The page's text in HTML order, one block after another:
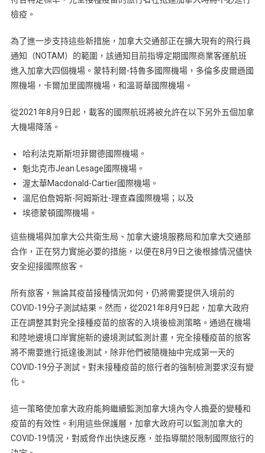
檢疫。
為了進一步支持這些新措施，加拿大交通部正在擴大現有的飛行員
通知（NOTAM）的範圍，該通知目前指導定期國際商業客運航班
進入加拿大四個機場。蒙特利爾-特魯多國際機場，多倫多皮爾遜國
際機場，卡爾加里國際機場，和溫哥華國際機場。
從2021年8月9日起，載客的國際航班將被允許在以下另外五個加拿
大機場降落。
哈利法克斯斯坦菲爾德國際機場。
魁北克市Jean Lesage國際機場。
渥太華Macdonald-Cartier國際機場。
溫尼伯詹姆斯-阿姆斯壯-理查森國際機場；以及
埃德蒙頓國際機場。
這些機場與加拿大公共衛生局、加拿大邊境服務局和加拿大交通部
合作，正在努力實施必要的措施，以便在8月9日之後根據情況儘快
安全迎接國際旅客。
所有旅客，無論其疫苗接種情況如何，仍將需要提供入境前的
COVID-19分子測試結果。然而，從2021年8月9日起，加拿大政府
正在調整其對完全接種疫苗的旅客的入境後檢測策略。通過在機場
和陸地邊境口岸實施新的邊境測試監測計畫，完全接種疫苗的旅客
將不需要進行抵達後測試，除非他們被隨機抽中完成第一天的
COVID-19分子測試。對未接種疫苗的旅行者的強制檢測要求沒有變
化。
這一策略使加拿大政府能夠繼續監測加拿大境內令人擔憂的變種和
疫苗的有效性。利用這些保護層，加拿大政府可以監測加拿大的
COVID-19情況，對威脅作出快速反應，並指導關於限制國際旅行的